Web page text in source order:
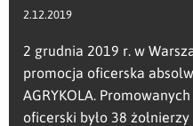
2.12.2019
2 grudnia 2019 r. w
promocja oficerska
AGRYKOLA.
oficerski było 38 żołnierzy